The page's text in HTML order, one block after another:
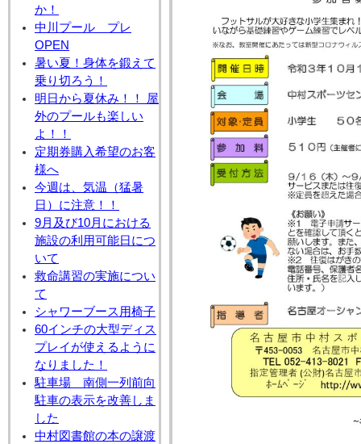
か！
中川プール プレ
OPEN
暑い夏！身体を鍛えて
乗り切ろう！
明日から夏休み！！ 屋
外のプールも楽しい
よ！！
定期券購入希望のお客
様へ
今週は、気温（猛暑
日）に注意！！
9月及び10月における
施設の利用可能日につ
いて
救命講習の実施につい
て
シャワーブース用椅子
60インチの大型ディス
プレイが使えるように
なりました！
駐車場 南側一列前向
駐車の表示を改善しま
した
中村図書館の本の譲渡